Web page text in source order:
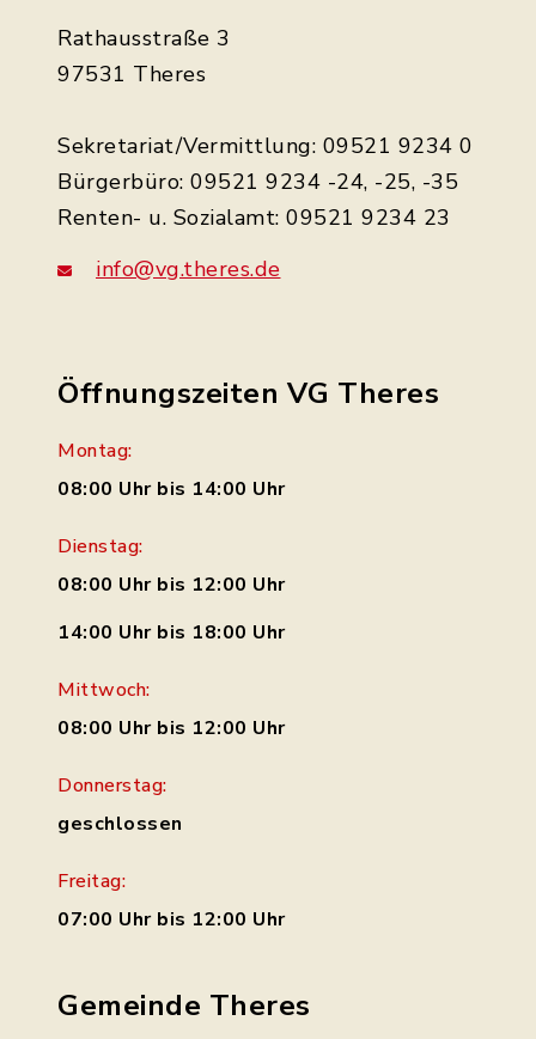
Rathausstraße 3
97531 Theres
Sekretariat/Vermittlung: 09521 9234 0
Bürgerbüro: 09521 9234 -24, -25, -35
Renten- u. Sozialamt: 09521 9234 23
info@vg.theres.de
Öffnungszeiten VG Theres
Montag:
08:00 Uhr bis 14:00 Uhr
Dienstag:
08:00 Uhr bis 12:00 Uhr
14:00 Uhr bis 18:00 Uhr
Mittwoch:
08:00 Uhr bis 12:00 Uhr
Donnerstag:
geschlossen
Freitag:
07:00 Uhr bis 12:00 Uhr
Gemeinde Theres